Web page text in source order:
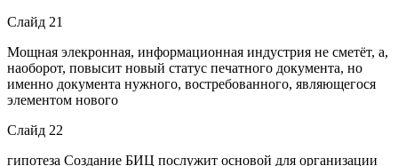
Слайд 21
Мощная элекронная, информационная индустрия не сметёт, а,
наоборот, повысит новый статус печатного документа, но
именно документа нужного, востребованного, являющегося
элементом нового
Слайд 22
гипотеза Создание БИЦ послужит основой для организации